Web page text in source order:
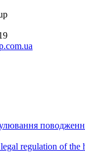
regulation of